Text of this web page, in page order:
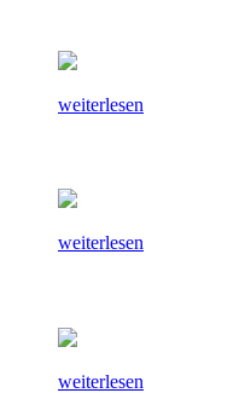
weiterlesen
weiterlesen
weiterlesen